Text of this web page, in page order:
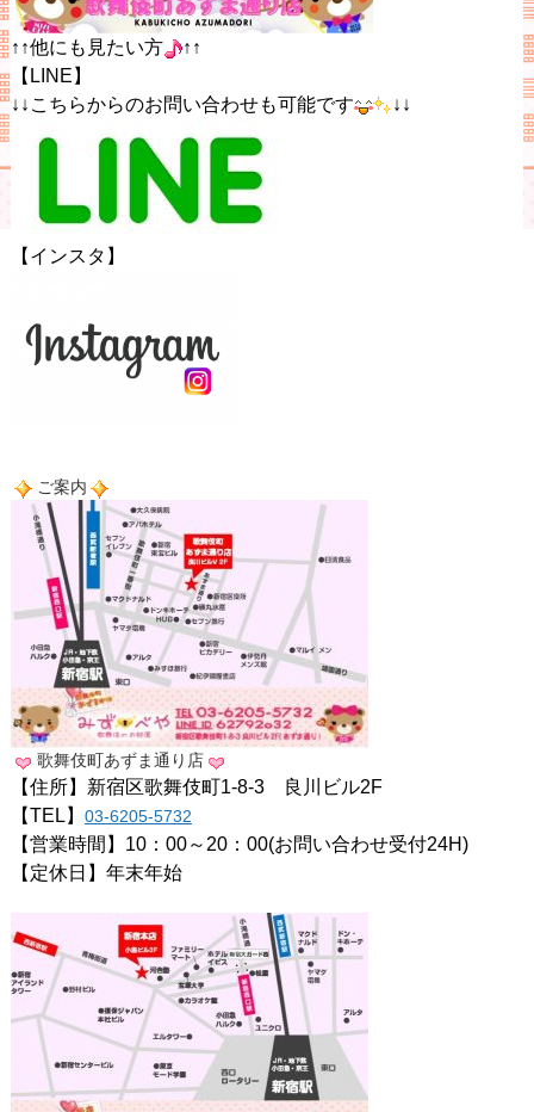
↑↑他にも見たい方
↑↑
【LINE】
↓↓こちらからのお問い合わせも可能です
↓↓
【インスタ】
ご案内
歌舞伎町あずま通り店
【住所】新宿区歌舞伎町1-8-3 良川ビル2F
【TEL】 03-6205-5732
【営業時間】10：00～20：00(お問い合わせ受付24H)
【定休日】年末年始